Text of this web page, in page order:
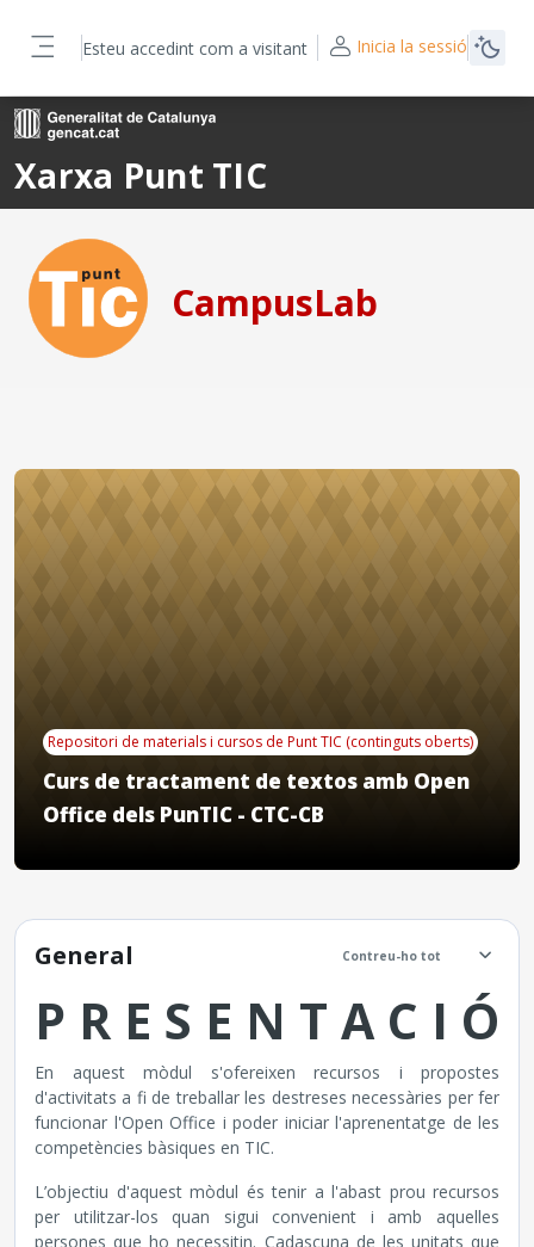
Xarxa Punt TIC
CampusLab
Esteu accedint com a visitant Inicia la sessió
Repositori de materials i cursos de Punt TIC (continguts oberts)
Curs de tractament de textos amb Open
Office dels PunTIC - CTC-CB
Descripció general de la
General Contreu-ho tot
P R E S E N T A C I Ó
En aquest mòdul s'ofereixen recursos i propostes
d'activitats a fi de treballar les destreses necessàries per fer
funcionar l'Open Office i poder iniciar l'aprenentatge de les
competències bàsiques en TIC.
L’objectiu d'aquest mòdul és tenir a l'abast prou recursos
per utilitzar-los quan sigui convenient i amb aquelles
persones que ho necessitin. Cadascuna de les unitats que